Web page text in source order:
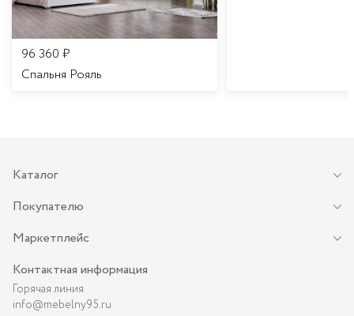
96 360 ₽
Спальня Рояль
Каталог
Покупателю
Маркетплейс
Контактная информация
Горячая линия
info@mebelny95.ru